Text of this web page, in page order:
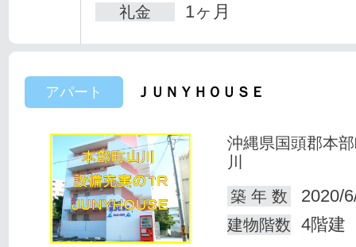
礼金 1ヶ月
アパート ＪＵＮＹＨＯＵＳＥ
沖縄県国頭郡本
川
築 年 数
2020/
建物階数 4階建